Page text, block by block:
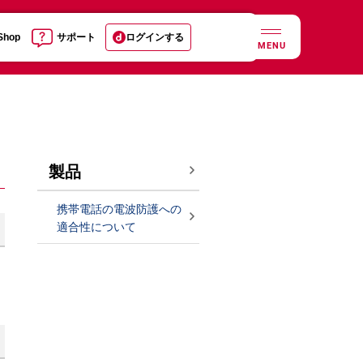
サポート ログインする
MENU
製品
携帯電話の電波防護への
適合性について